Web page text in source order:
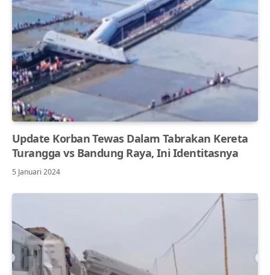
Update Korban Tewas Dalam Tabrakan Kereta
Turangga vs Bandung Raya, Ini Identitasnya
5 Januari 2024